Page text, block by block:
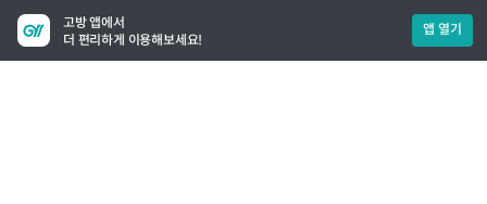
고방 앱에서
더 편리하게 이용해보세요!
앱 열기